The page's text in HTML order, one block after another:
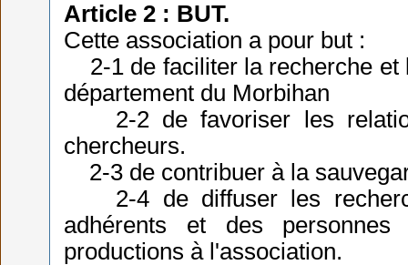
Article 2 : BUT.
Cette association a pour but :
2-1 de faciliter la recherche et
département du Morbihan
2-2 de favoriser les
chercheurs.
2-3 de contribuer à la
2-4 de diffuser les
adhérents et des
productions à l'association.